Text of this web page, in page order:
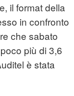
il format della
in confronto
che sabato
più di 3,6
è stata